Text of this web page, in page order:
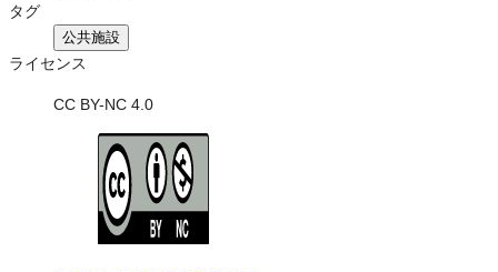
タグ
公共施設
ライセンス
CC BY-NC 4.0